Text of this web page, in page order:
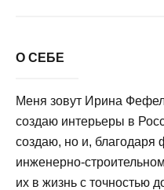
О СЕБЕ
Меня зовут Ирина
создаю интерьеры в
создаю, но и, благодаря
инженерно-
их в жизнь с точностью